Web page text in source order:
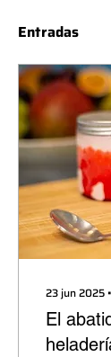
Entradas
23 jun 2025∙
El